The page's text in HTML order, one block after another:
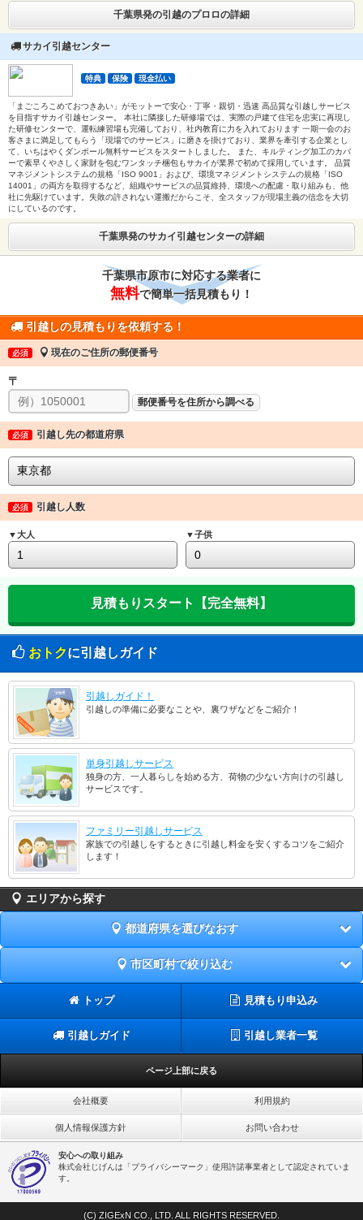
千葉県発の引越のプロロの詳細
サカイ引越センター
特典 保険 現金払い
「まごころこめておつきあい」がモットーで安心・丁寧・親切・迅速 高品質な引越しサービス
を目指すサカイ引越センター。 本社に隣接した研修場では、実際の戸建て住宅を忠実に再現し
た研修センターで、運転練習場も完備しており、社内教育に力を入れております 一期一会のお
客さまに満足してもらう「現場でのサービス」に磨きを掛けており、業界を牽引する企業とし
て、いちはやくダンボール無料サービスをスタートしました。 また、キルティング加工のカバ
ーで素早くやさしく家財を包むワンタッチ梱包もサカイが業界で初めて採用しています。 品質
マネジメントシステムの規格「ISO 9001」および、環境マネジメントシステムの規格「ISO
14001」の両方を取得するなど、組織やサービスの品質維持、環境への配慮・取り組みも、他
社に先駆けています。失敗の許されない運搬だからこそ、全スタッフが現場主義の信念を大切
にしているのです。
千葉県発のサカイ引越センターの詳細
千葉県市原市に対応する業者に
無料で簡単一括見積もり！
引越しの見積もりを依頼する！
必須 現在のご住所の郵便番号
〒
郵便番号を住所から調べる
必須 引越し先の都道府県
必須 引越し人数
▼大人 ▼子供
おトクに引越しガイド
引越しガイド！
引越しの準備に必要なことや、裏ワザなどをご紹介！
単身引越しサービス
独身の方、一人暮らしを始める方、荷物の少ない方向けの引越し
サービスです。
ファミリー引越しサービス
家族での引越しをするときに引越し料金を安くするコツをご紹介
します！
エリアから探す
都道府県を選びなおす
市区町村で絞り込む
トップ 見積もり申込み
引越しガイド 引越し業者一覧
ページ上部に戻る
会社概要 利用規約
個人情報保護方針 お問い合わせ
安心への取り組み
株式会社じげんは「プライバシーマーク」使用許諾事業者として認定されていま
す。
(C) ZIGExN CO., LTD. ALL RIGHTS RESERVED.